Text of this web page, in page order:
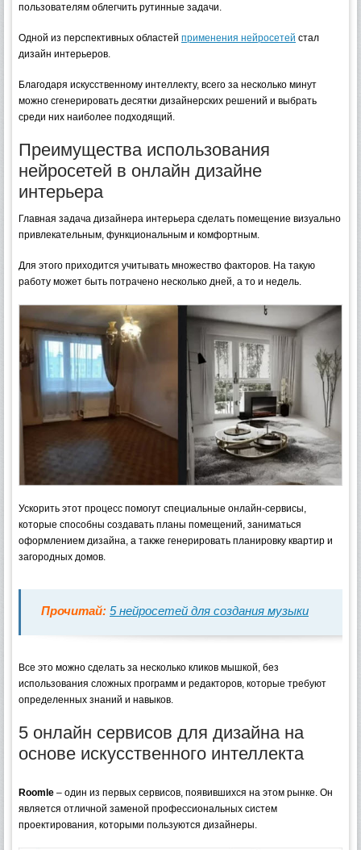
пользователям облегчить рутинные задачи.
Одной из перспективных областей применения нейросетей стал
дизайн интерьеров.
Благодаря искусственному интеллекту, всего за несколько минут
можно сгенерировать десятки дизайнерских решений и выбрать
среди них наиболее подходящий.
Преимущества использования
нейросетей в онлайн дизайне
интерьера
Главная задача дизайнера интерьера сделать помещение визуально
привлекательным, функциональным и комфортным.
Для этого приходится учитывать множество факторов. На такую
работу может быть потрачено несколько дней, а то и недель.
Ускорить этот процесс помогут специальные онлайн-сервисы,
которые способны создавать планы помещений, заниматься
оформлением дизайна, а также генерировать планировку квартир и
загородных домов.
Прочитай: 5 нейросетей для создания музыки
Все это можно сделать за несколько кликов мышкой, без
использования сложных программ и редакторов, которые требуют
определенных знаний и навыков.
5 онлайн сервисов для дизайна на
основе искусственного интеллекта
Roomle – один из первых сервисов, появившихся на этом рынке. Он
является отличной заменой профессиональных систем
проектирования, которыми пользуются дизайнеры.